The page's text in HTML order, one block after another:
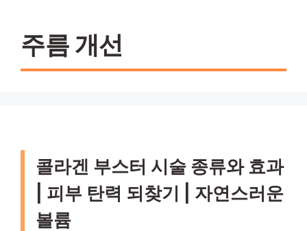
주름 개선
콜라겐 부스터 시술 종류와 효과
| 피부 탄력 되찾기 | 자연스러운
볼륨